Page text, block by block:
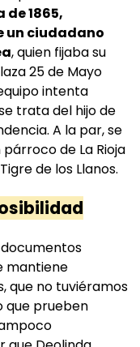
1865,
un ciudadano
, quien fijaba su
25 de Mayo
intenta
trata del hijo de
A la par, se
de La Rioja
de los Llanos.
mantiene
que no tuviéramos
que prueben